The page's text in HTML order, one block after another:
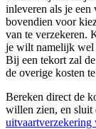
inleveren als je
bovendien voor
van te verzekeren.
je wilt namelijk wel
Bij een tekort zal
de overige kosten
Bereken direct de
willen zien, en sluit
uitvaartverzekering